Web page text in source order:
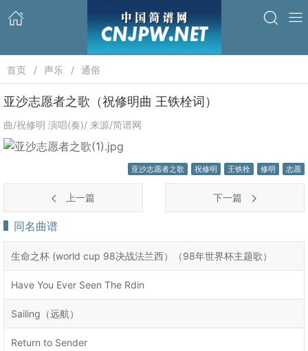
首页 声乐 通俗
亚沙志愿者之歌（祝修明曲 王铁栓词）
曲/祝修明 演唱(奏)/ 来源/简谱网
亚沙志愿者之歌 祝修明 王铁栓 修明 志愿
上一篇 下一篇
同名曲谱
生命之杯 (world cup 98决战法兰西）（98年世界杯主题歌）
Have You Ever Seen The Rdin
Sailing（远航）
Return to Sender